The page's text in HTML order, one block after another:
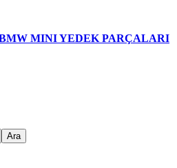
MINI YEDEK PARÇALARI
Ara